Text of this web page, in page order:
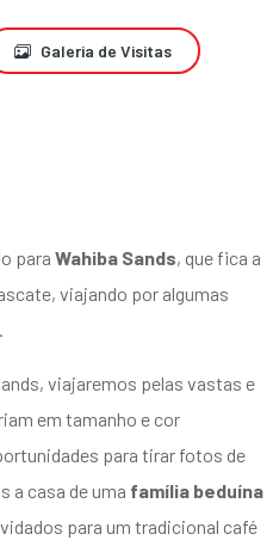
Galeria de Visitas
para Wahiba Sands, que fica a
viajando por algumas
viajaremos pelas vastas e
em tamanho e cor
para tirar fotos de
a casa de uma família beduína
para um tradicional café